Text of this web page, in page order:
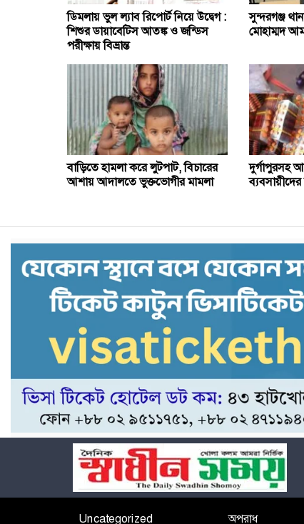
ডিমলায় ভুল ল্যাব রিপোর্ট নিয়ে উদ্বেগ :
শিশুর ডায়াবেটিস আতঙ্ক ও জন্ডিস
পরীক্ষায় বিভ্রান্ত
সুন্দরগঞ্জ
মোহাম্মদ
বাড়িতে হামলা করে লুটপাট, বিচারের
আশায় আদালতে ভুক্তভোগীর মামলা
দুর্গাপুরসহ
Uncategorized অপরাধ